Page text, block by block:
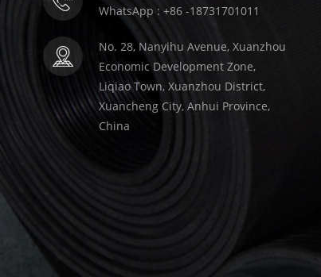
WhatsApp : +86 -18731701011
No. 28, Nanyihu Avenue, Xuanzhou
Economic Development Zone,
Liqiao Town, Xuanzhou District,
Xuancheng City, Anhui Province,
China